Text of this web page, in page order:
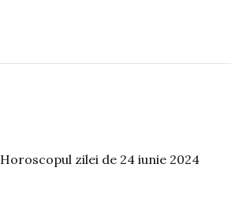
Horoscopul zilei de 24 iunie 2024